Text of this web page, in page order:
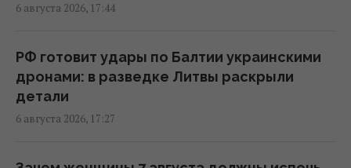
Экспорт до 15% не сорвет накопление газа
17:14 четверг, 06 августа 2026
В Италии из-за жары популярные
достопримечательности будут работать
6 августа 2026, 17:44
РФ готовит удары по Балтии украинскими
дронами: в разведке Литвы раскрыли
детали
6 августа 2026, 17:27